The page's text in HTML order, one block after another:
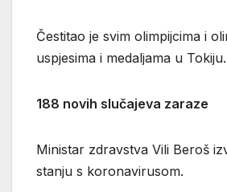
Čestitao je svim olimpijcima i
uspjesima i medaljama u Tokiju.
188 novih slučajeva zaraze
Ministar zdravstva Vili Beroš
stanju s koronavirusom.